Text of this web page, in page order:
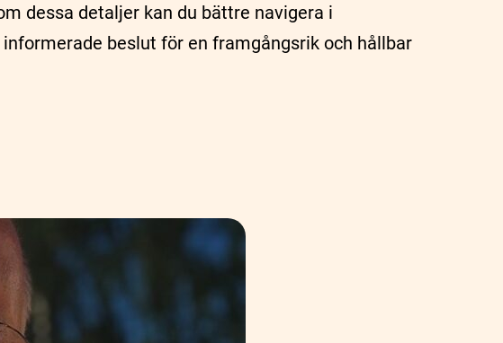
dessa detaljer kan du bättre navigera i
beslut för en framgångsrik och hållbar